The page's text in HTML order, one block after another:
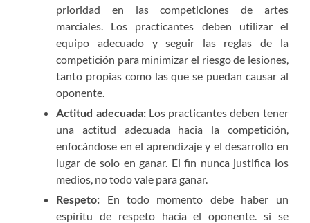
prioridad en las competiciones de artes
marciales. Los practicantes deben utilizar el
equipo adecuado y seguir las reglas de la
competición para minimizar el riesgo de lesiones,
tanto propias como las que se puedan causar al
oponente.
Actitud adecuada:Los practicantes deben tener
una actitud adecuada hacia la competición,
enfocándose en el aprendizaje y el desarrollo en
lugar de solo en ganar. El fin nunca justifica los
medios, no todo vale para ganar.
Respeto: En todo momento debe haber un
espíritu de respeto hacia el oponente. si se